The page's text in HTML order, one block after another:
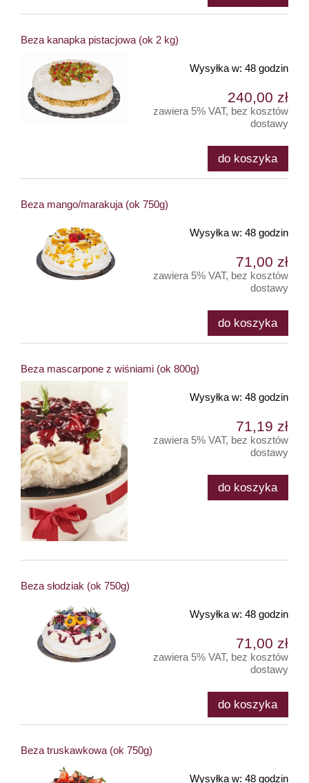
Beza kanapka pistacjowa (ok 2 kg)
Wysyłka w: 48 godzin
240,00 zł
zawiera 5% VAT, bez kosztów
dostawy
do koszyka
Beza mango/marakuja (ok 750g)
Wysyłka w: 48 godzin
71,00 zł
zawiera 5% VAT, bez kosztów
dostawy
do koszyka
Beza mascarpone z wiśniami (ok 800g)
Wysyłka w: 48 godzin
71,19 zł
zawiera 5% VAT, bez kosztów
dostawy
do koszyka
Beza słodziak (ok 750g)
Wysyłka w: 48 godzin
71,00 zł
zawiera 5% VAT, bez kosztów
dostawy
do koszyka
Beza truskawkowa (ok 750g)
Wysyłka w: 48 godzin